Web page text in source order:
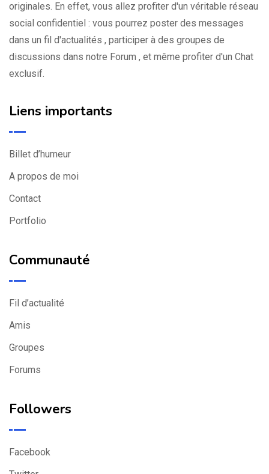
originales. En effet, vous allez profiter d'un véritable réseau
social confidentiel : vous pourrez poster des messages
dans un fil d'actualités , participer à des groupes de
discussions dans notre Forum , et même profiter d'un Chat
exclusif.
Liens importants
Billet d’humeur
A propos de moi
Contact
Portfolio
Communauté
Fil d’actualité
Amis
Groupes
Forums
Followers
Facebook